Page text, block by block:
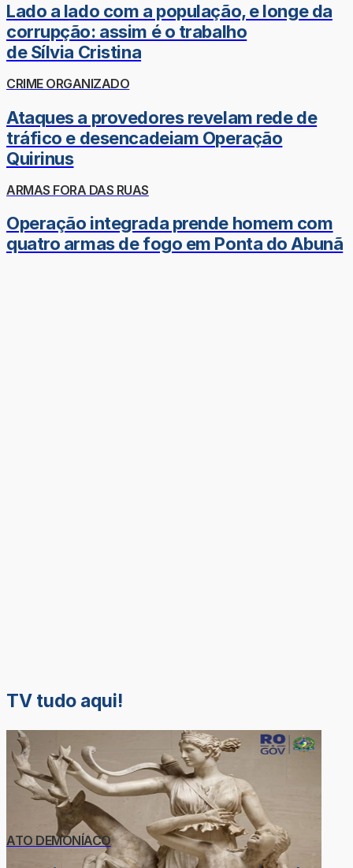
Lado a lado com a população, e longe da
corrupção: assim é o trabalho
de Sílvia Cristina
CRIME ORGANIZADO
Ataques a provedores revelam rede de
tráfico e desencadeiam Operação
Quirinus
ARMAS FORA DAS RUAS
Operação integrada prende homem com
quatro armas de fogo em Ponta do Abunã
TV tudo aqui!
ATO DEMONÍACO